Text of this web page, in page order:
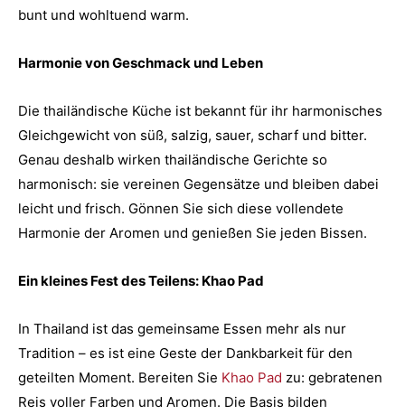
bunt und wohltuend warm.
Harmonie von Geschmack und Leben
Die thailändische Küche ist bekannt für ihr harmonisches
Gleichgewicht von süß, salzig, sauer, scharf und bitter.
Genau deshalb wirken thailändische Gerichte so
harmonisch: sie vereinen Gegensätze und bleiben dabei
leicht und frisch. Gönnen Sie sich diese vollendete
Harmonie der Aromen und genießen Sie jeden Bissen.
Ein kleines Fest des Teilens: Khao Pad
In Thailand ist das gemeinsame Essen mehr als nur
Tradition – es ist eine Geste der Dankbarkeit für den
geteilten Moment. Bereiten Sie Khao Pad zu: gebratenen
Reis voller Farben und Aromen. Die Basis bilden